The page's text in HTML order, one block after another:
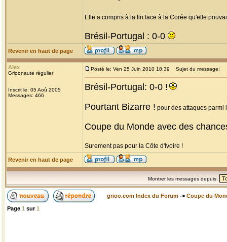
Elle a compris à la fin face à la Corée qu'elle
Brésil-Portugal : 0-0
Revenir en haut de page
Alex
Grioonaute régulier
Inscrit le: 05 Aoû 2005
Messages: 466
Posté le: Ven 25 Juin 2010 18:39 Sujet du message:
Brésil-Portugal: 0-0 !
Pourtant Bizarre ! pour des attaques parmi
Coupe du Monde avec des
Surement pas pour la Côte d'Ivoire !
Revenir en haut de page
Montrer les messages depuis:
grioo.com Index du Forum -> Coupe du
Page 1 sur1